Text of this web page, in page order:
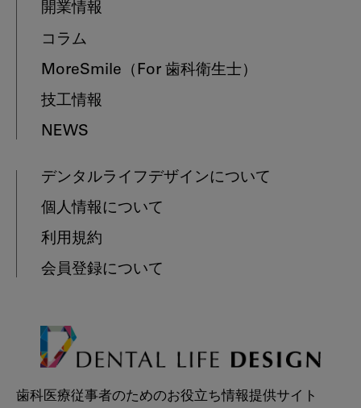
開業情報
コラム
MoreSmile （For 歯科衛生士）
技工情報
NEWS
デンタルライフデザインについて
個人情報について
利用規約
会員登録について
歯科医療従事者のためのお役立ち情報提供サイト